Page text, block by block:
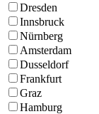
Dresden
Innsbruck
Nürnberg
Amsterdam
Dusseldorf
Frankfurt
Graz
Hamburg